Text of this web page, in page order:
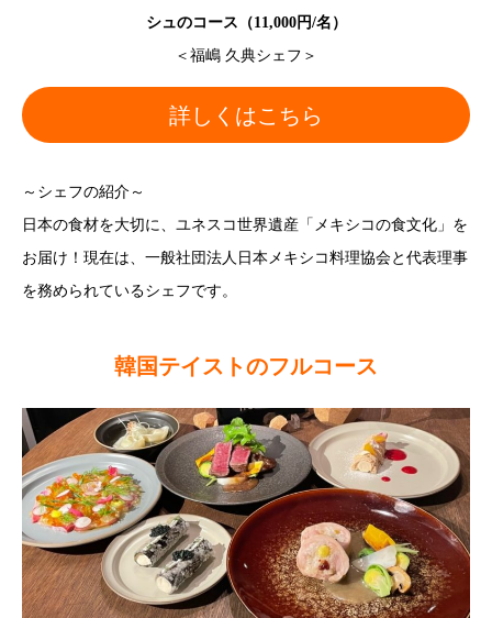
シュのコース（11,000円/名）
＜福嶋 久典シェフ＞
詳しくはこちら
～シェフの紹介～
日本の食材を大切に、ユネスコ世界遺産「メキシコの食文化」を
お届け！現在は、一般社団法人日本メキシコ料理協会と代表理事
を務められているシェフです。
韓国テイストのフルコース